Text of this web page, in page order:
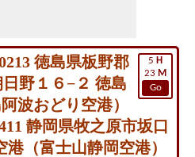
5 H
23 M
Go
徳島県板野郡
野１６−２ 徳島
波おどり空港）
静岡県牧之原市坂口
（富士山静岡空港）